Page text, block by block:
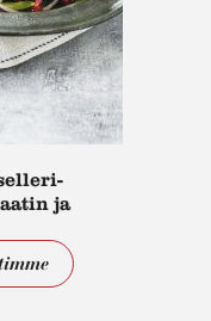
ja